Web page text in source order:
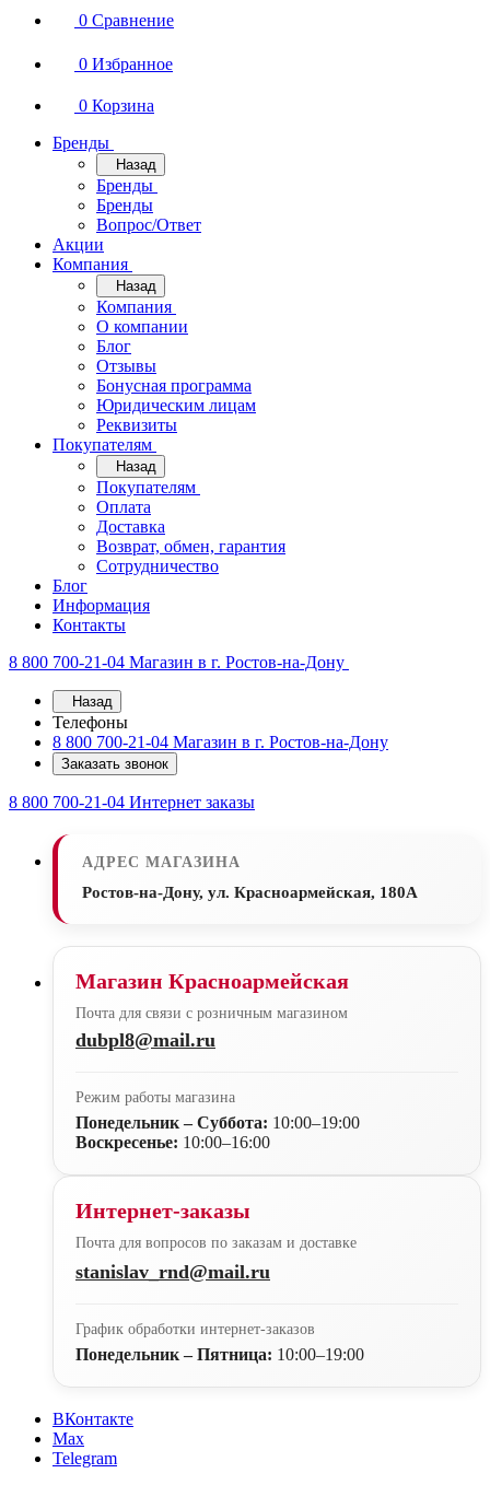
0 Сравнение
0 Избранное
0 Корзина
Бренды
Назад
Бренды
Бренды
Вопрос/Ответ
Акции
Компания
Назад
Компания
О компании
Блог
Отзывы
Бонусная программа
Юридическим лицам
Реквизиты
Покупателям
Назад
Покупателям
Оплата
Доставка
Возврат, обмен, гарантия
Сотрудничество
Блог
Информация
Контакты
8 800 700-21-04 Магазин в г. Ростов-на-Дону
Назад
Телефоны
8 800 700-21-04 Магазин в г. Ростов-на-Дону
Заказать звонок
8 800 700-21-04 Интернет заказы
АДРЕС МАГАЗИНА
Ростов-на-Дону, ул. Красноармейская, 180А
Магазин Красноармейская
Почта для связи с розничным магазином
dubpl8@mail.ru
Режим работы магазина
Понедельник – Суббота: 10:00–19:00
Воскресенье: 10:00–16:00
Интернет-заказы
Почта для вопросов по заказам и доставке
stanislav_rnd@mail.ru
График обработки интернет-заказов
Понедельник – Пятница: 10:00–19:00
ВКонтакте
Max
Telegram